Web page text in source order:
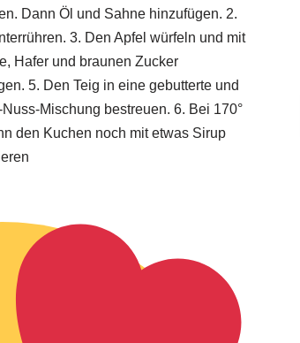
Dann Öl und Sahne hinzufügen. 2.
3. Den Apfel würfeln und mit
Hafer und braunen Zucker
5. Den Teig in eine gebutterte und
Mischung bestreuen. 6. Bei 170°
den Kuchen noch mit etwas Sirup